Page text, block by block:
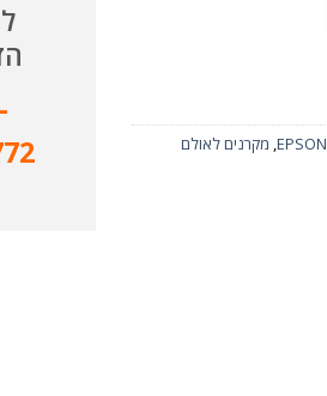
, מקרנים לאולם